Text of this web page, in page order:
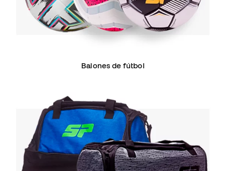
Balones de fútbol